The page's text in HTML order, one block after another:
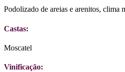
Podolizado de areias e arenitos, clima
Castas:
Moscatel
Vinificação: